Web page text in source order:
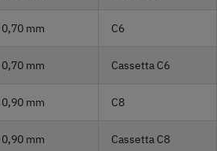
0,70 mm C6
0,70 mm Cassetta C6
0,90 mm C8
0,90 mm Cassetta C8